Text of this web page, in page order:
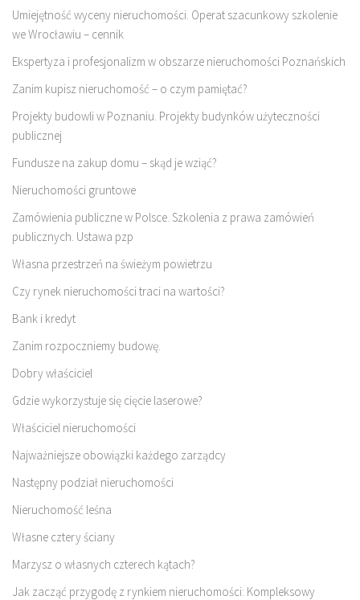
Umiejętność wyceny nieruchomości. Operat szacunkowy szkolenie
we Wrocławiu – cennik
Ekspertyza i profesjonalizm w obszarze nieruchomości Poznańskich
Zanim kupisz nieruchomość – o czym pamiętać?
Projekty budowli w Poznaniu. Projekty budynków użyteczności
publicznej
Fundusze na zakup domu – skąd je wziąć?
Nieruchomości gruntowe
Zamówienia publiczne w Polsce. Szkolenia z prawa zamówień
publicznych. Ustawa pzp
Własna przestrzeń na świeżym powietrzu
Czy rynek nieruchomości traci na wartości?
Bank i kredyt
Zanim rozpoczniemy budowę.
Dobry właściciel
Gdzie wykorzystuje się cięcie laserowe?
Właściciel nieruchomości
Najważniejsze obowiązki każdego zarządcy
Następny podział nieruchomości
Nieruchomość leśna
Własne cztery ściany
Marzysz o własnych czterech kątach?
Jak zacząć przygodę z rynkiem nieruchomości: Kompleksowy